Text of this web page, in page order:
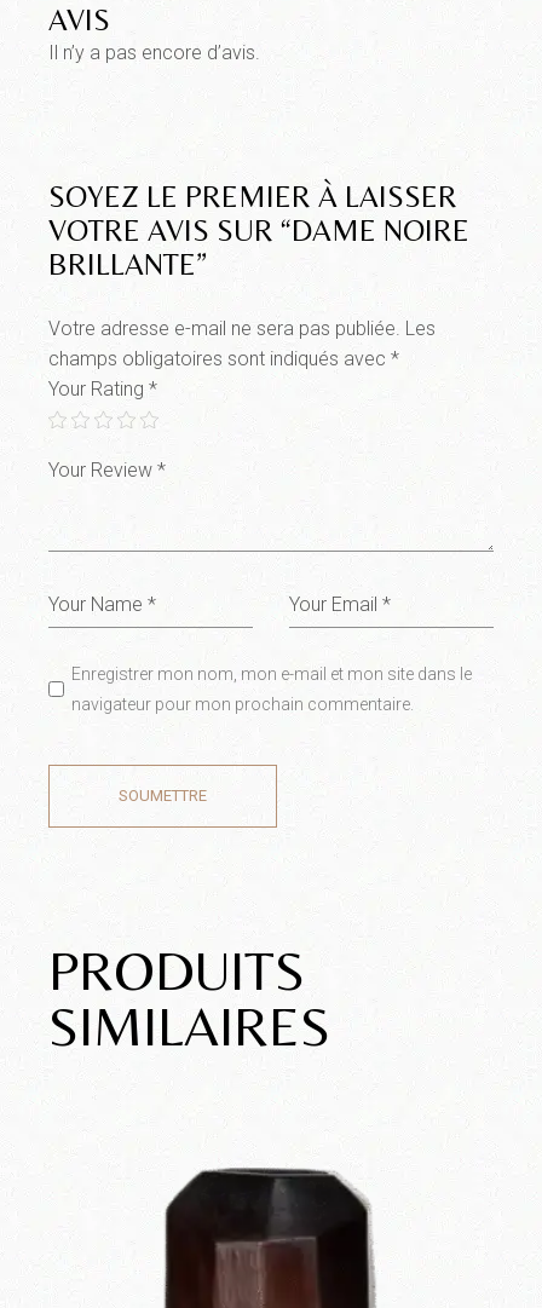
AVIS
Il n’y a pas encore d’avis.
SOYEZ LE PREMIER À LAISSER
VOTRE AVIS SUR “DAME NOIRE
BRILLANTE”
Votre adresse e-mail ne sera pas publiée. Les
champs obligatoires sont indiqués avec*
Your Rating*
Enregistrer mon nom, mon e-mail et mon site dans le
navigateur pour mon prochain commentaire.
SOUMETTRE
PRODUITS
SIMILAIRES